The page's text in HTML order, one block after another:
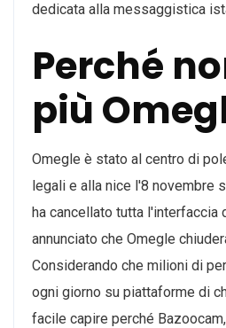
dedicata alla messaggistica
Perché
più
Omegle è stato al centro di
legali e alla nice l'8 novembre
ha cancellato tutta l'interfaccia
annunciato che Omegle
Considerando che milioni di
ogni giorno su piattaforme di
facile capire perché